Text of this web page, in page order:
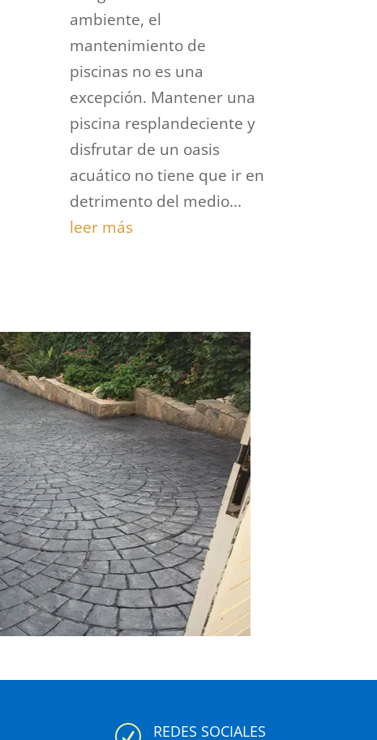
ambiente, el
mantenimiento de
piscinas no es una
excepción. Mantener una
piscina resplandeciente y
disfrutar de un oasis
acuático no tiene que ir en
detrimento del medio...
leer más
REDES SOCIALES